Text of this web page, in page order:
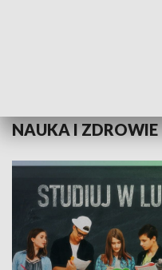
NAUKA I ZDROWIE